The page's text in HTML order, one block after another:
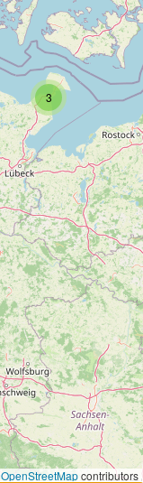
3
OpenStreetMapcontributors